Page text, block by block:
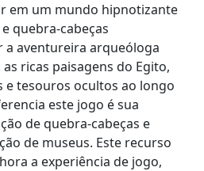
em um mundo hipnotizante
quebra-cabeças
a aventureira arqueóloga
ricas paisagens do Egito,
tesouros ocultos ao longo
este jogo é sua
de quebra-cabeças e
de museus. Este recurso
a experiência de jogo,